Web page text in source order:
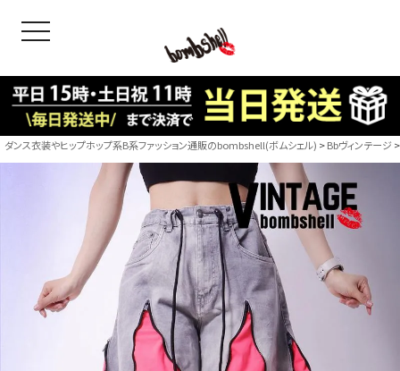
toggle navigation
B/bomb
ダンス衣装やヒップホップ系B系ファッション通販のbombshell(ボムシェル) Bbヴィンテージ